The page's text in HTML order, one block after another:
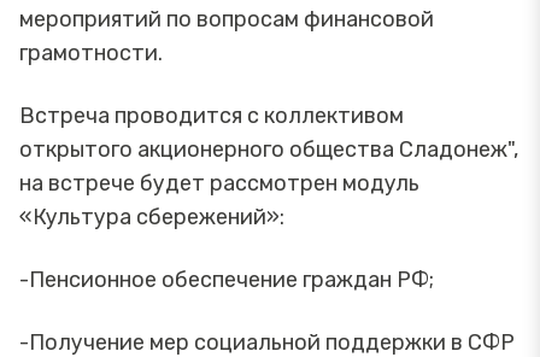
мероприятий по вопросам финансовой
грамотности.
Встреча проводится с коллективом
открытого акционерного общества Сладонеж",
на встрече будет рассмотрен модуль
«Культура сбережений»:
-Пенсионное обеспечение граждан РФ;
-Получение мер социальной поддержки в СФР